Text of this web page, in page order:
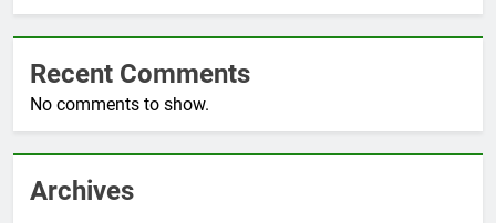
Recent Comments
No comments to show.
Archives